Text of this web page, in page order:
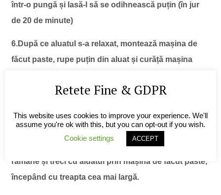
într-o pungă și lasă-l să se odihnească puțin (în jur
de 20 de minute)
6.După ce aluatul s-a relaxat, montează mașina de
făcut paste, rupe puțin din aluat și curăță mașina
paste, apoi aruncă aluatul (facem această operațiune
ruginească mecanismul și componentele)
7.Rupe un sfert din bila de aluat, lasând în pungă ce
rămâne și treci cu aluatul prin mașina de făcut paste,
începând cu treapta cea mai largă.
Retete Fine & GDPR
This website uses cookies to improve your experience. We'll
assume you're ok with this, but you can opt-out if you wish.
Cookie settings
ACCEPT